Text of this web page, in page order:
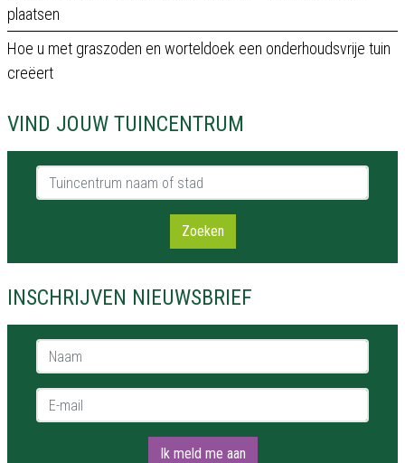
plaatsen
Hoe u met graszoden en worteldoek een onderhoudsvrije tuin
creëert
VIND JOUW TUINCENTRUM
Tuincentrum naam of stad
Zoeken
INSCHRIJVEN NIEUWSBRIEF
Naam *
E-mail *
Ik meld me aan